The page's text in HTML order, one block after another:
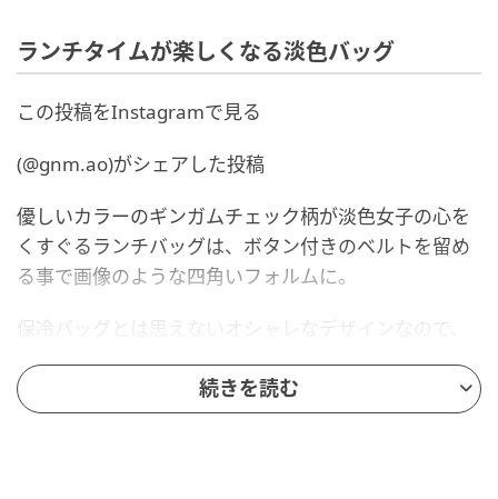
ランチタイムが楽しくなる淡色バッグ
この投稿をInstagramで見る
(@gnm.ao)がシェアした投稿
優しいカラーのギンガムチェック柄が淡色女子の心を
くすぐるランチバッグは、ボタン付きのベルトを留め
る事で画像のような四角いフォルムに。
毎日のランチタイムが楽しくなりそうですね♡
■保冷ランチバッグ 1,419円(税込)
続きを読む